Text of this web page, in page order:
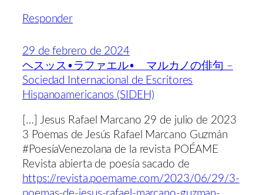
Responder
29 de febrero de 2024
ヘスッス•ラファエル• マルカノの俳句 –
Sociedad Internacional de Escritores
Hispanoamericanos (SIDEH)
[…] Jesus Rafael Marcano 29 de julio de 2023
3 Poemas de Jesús Rafael Marcano Guzmán
#PoesíaVenezolana de la revista POÉAME
Revista abierta de poesía sacado de
https://revista.poemame.com/2023/06/29/3-